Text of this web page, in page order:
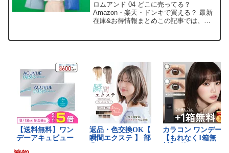
ロムアンド 04 どこに売ってる？
Amazon・楽天・ドンキで買える？ 最新
在庫&お得情報まとめこの記事では、ロ